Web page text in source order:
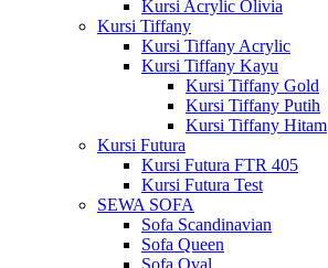
Kursi Acrylic Olivia
Kursi Tiffany
Kursi Tiffany Acrylic
Kursi Tiffany Kayu
Kursi Tiffany Gold
Kursi Tiffany Putih
Kursi Tiffany Hitam
Kursi Futura
Kursi Futura FTR 405
Kursi Futura Test
SEWA SOFA
Sofa Scandinavian
Sofa Queen
Sofa Oval